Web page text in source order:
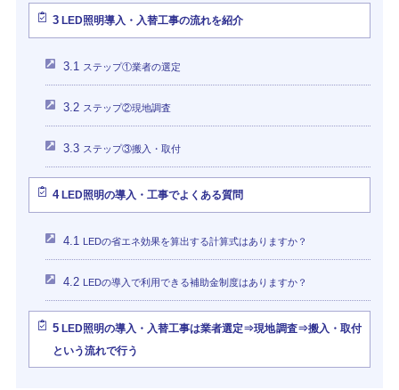
3LED照明導入・入替工事の流れを紹介
3.1 ステップ①業者の選定
3.2 ステップ②現地調査
3.3 ステップ③搬入・取付
4LED照明の導入・工事でよくある質問
4.1 LEDの省エネ効果を算出する計算式はありますか？
4.2 LEDの導入で利用できる補助金制度はありますか？
5LED照明の導入・入替工事は業者選定⇒現地調査⇒搬入・取付
という流れで行う